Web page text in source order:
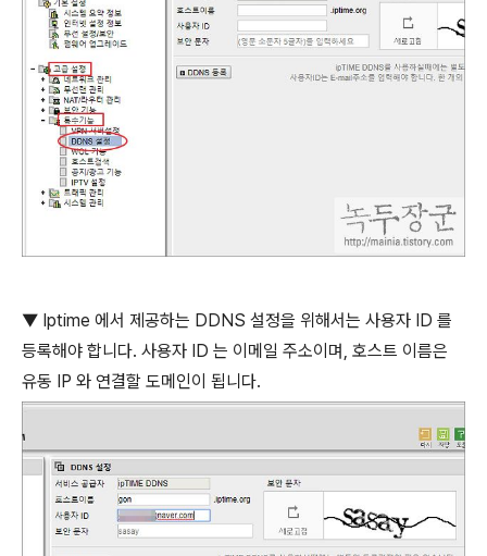
▼ Iptime 에서 제공하는 DDNS 설정을 위해서는 사용자 ID 를
등록해야 합니다. 사용자 ID 는 이메일 주소이며 호스트 이름은
유동 IP 와 연결할 도메인이 됩니다.